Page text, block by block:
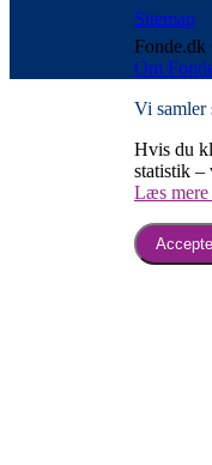
Sitemap
Om
Vi samler
Hvis du
statistik –
Læs mere